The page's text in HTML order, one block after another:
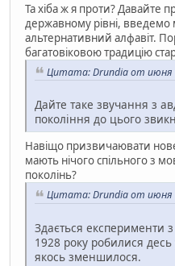
Та хіба ж я проти? Давайте
державному рівні, введемо
альтернативний алфавіт.
багатовіковою традицію
Цитата: Drundia от июня
Дайте таке звучання з
покоління до цього
Навіщо призвичаювати
мають нічого спільного з
поколінь?
Цитата: Drundia от июня
Здається експерименти
1928 року робилися
якось зменшилося.